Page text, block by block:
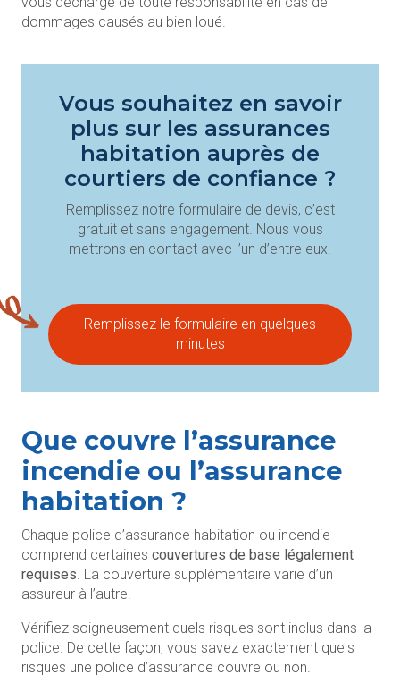
dommages causés au bien loué.
Vous souhaitez en savoir
plus sur les assurances
habitation auprès de
courtiers de confiance ?
Remplissez notre formulaire de devis, c’est
gratuit et sans engagement. Nous vous
mettrons en contact avec l’un d’entre eux.
Remplissez le formulaire en quelques
minutes
Que couvre l’assurance
incendie ou l’assurance
habitation ?
Chaque police d’assurance habitation ou incendie
comprend certaines couvertures de base légalement
requises. La couverture supplémentaire varie d’un
assureur à l’autre.
Vérifiez soigneusement quels risques sont inclus dans la
police. De cette façon, vous savez exactement quels
risques une police d’assurance couvre ou non.